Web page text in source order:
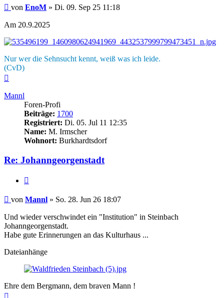
Beitrag
von EnoM » Di. 09. Sep 25 11:18
Am 20.9.2025
Nur wer die Sehnsucht kennt, weiß was ich leide.
(CvD)
Mannl
Foren-Profi
Beiträge: 1700
Registriert: Di. 05. Jul 11 12:35
Name: M. Irmscher
Wohnort: Burkhardtsdorf
Re: Johanngeorgenstadt
Beitrag
von Mannl » So. 28. Jun 26 18:07
Und wieder verschwindet ein "Institution" in Steinbach
Johanngeorgenstadt.
Habe gute Erinnerungen an das Kulturhaus ...
Dateianhänge
Ehre dem Bergmann, dem braven Mann !